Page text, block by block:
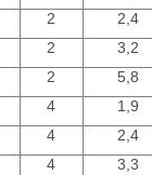
2
2,4
2
3,2
2
5,8
4
1,9
4
2,4
4
3,3